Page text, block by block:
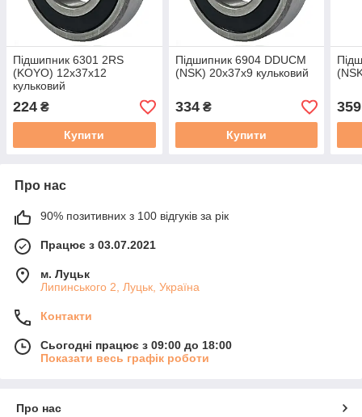
Підшипник 6301 2RS
(KOYO) 12x37x12
кульковий
224 ₴
Купити
Підшипник 6904 DDUCM
(NSK) 20x37x9 кульковий
334₴
Купити
359
Про нас
90% позитивних з 100 відгуків за рік
Працює з 03.07.2021
м. Луцьк
Липинського 2, Луцьк, Україна
Контакти
Сьогодні працює з 09:00 до 18:00
Показати весь графік роботи
Про нас